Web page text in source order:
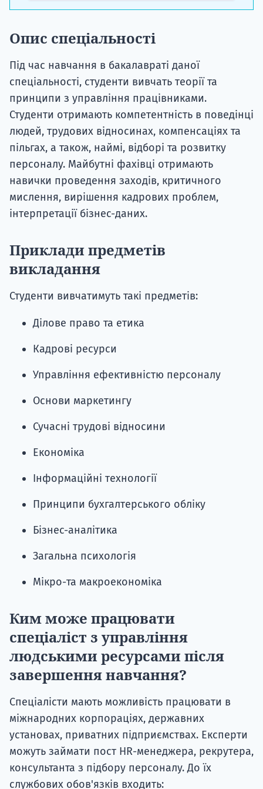
Опис спеціальності
Під час навчання в бакалавраті даної
спеціальності, студенти вивчать теорії та
принципи з управління працівниками.
Студенти отримають компетентність в поведінці
людей, трудових відносинах, компенсаціях та
пільгах, а також, наймі, відборі та розвитку
персоналу. Майбутні фахівці отримають
навички проведення заходів, критичного
мислення, вирішення кадрових проблем,
інтерпретації бізнес-даних.
Приклади предметів
викладання
Студенти вивчатимуть такі предметів:
Ділове право та етика
Кадрові ресурси
Управління ефективністю персоналу
Основи маркетингу
Сучасні трудові відносини
Економіка
Інформаційні технології
Принципи бухгалтерського обліку
Бізнес-аналітика
Загальна психологія
Мікро-та макроекономіка
Ким може працювати
спеціаліст з управління
людськими ресурсами після
завершення навчання?
Спеціалісти мають можливість працювати в
міжнародних корпораціях, державних
установах, приватних підприємствах. Експерти
можуть займати пост HR-менеджера, рекрутера,
консультанта з підбору персоналу. До їх
службових обов'язків входить: